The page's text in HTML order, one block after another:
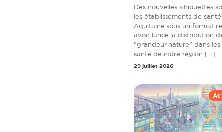
Des nouvelles silhouettes
les établissements de
Aquitaine sous un format
avoir lancé la distribution
"grandeur nature" dans les
santé de notre région [...]
29 juillet 2026